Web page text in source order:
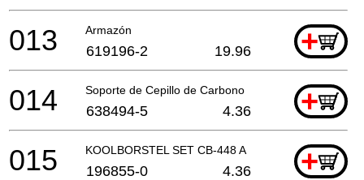
Armazón +
013 619196-2 19.96
Soporte de Cepillo de Carbono +
014 638494-5 4.36
KOOLBORSTEL SET CB-448 A +
015 196855-0 4.36